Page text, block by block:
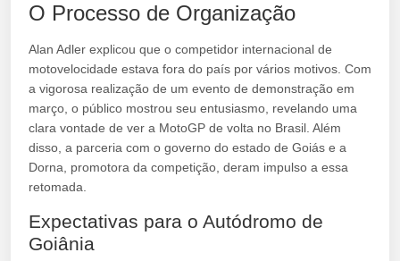
O Processo de Organização
Alan Adler explicou que o competidor internacional de
motovelocidade estava fora do país por vários motivos. Com
a vigorosa realização de um evento de demonstração em
março, o público mostrou seu entusiasmo, revelando uma
clara vontade de ver a MotoGP de volta no Brasil. Além
disso, a parceria com o governo do estado de Goiás e a
Dorna, promotora da competição, deram impulso a essa
retomada.
Expectativas para o Autódromo de
Goiânia